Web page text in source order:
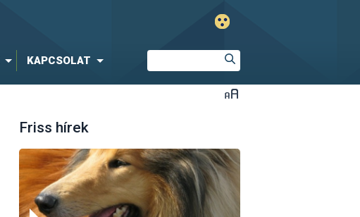
KAPCSOLAT
Friss hírek